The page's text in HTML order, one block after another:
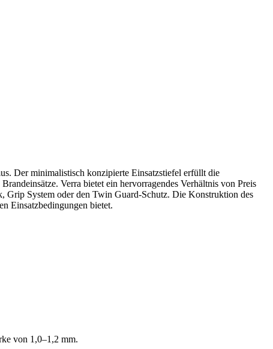
Der minimalistisch konzipierte Einsatzstiefel erfüllt die
Verra bietet ein hervorragendes Verhältnis von Preis
Grip System oder den Twin Guard-Schutz. Die Konstruktion des
Einsatzbedingungen bietet.
von 1,0–1,2 mm.